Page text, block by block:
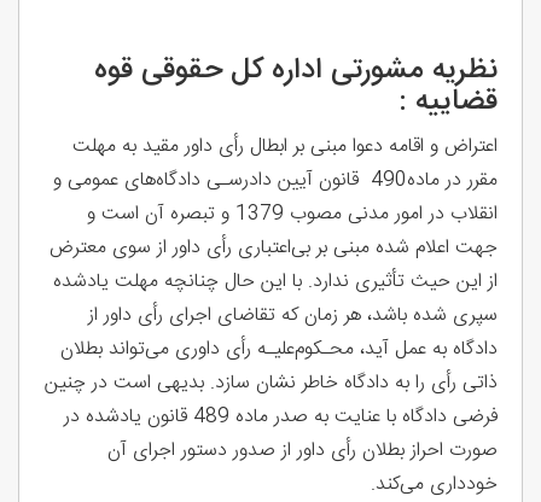
نظریه مشورتی اداره کل حقوقی قوه
قضاییه :
اعتراض و اقامه دعوا مبنی بر ابطال رأی داور مقید به مهلت
مقرر در ماده490
قانون آیین دادرسـی دادگاه‌های عمومی و
انقلاب در امور مدنی مصوب 1379 و تبصره آن است و
جهت اعلام شده مبنی بر بی‌اعتباری رأی داور از سوی معترض
از این حیث تأثیری ندارد. با این حال چنانچه مهلت یادشده
سپری شده باشد، هر زمان که تقاضای اجرای رأی داور از
دادگاه به عمل آید، محـکوم‌علیـه رأی داوری می‌تواند بطلان
ذاتی رأی را به دادگاه خاطر نشان سازد. بدیهی است در چنین
فرضی دادگاه با عنایت به صدر ماده 489 قانون یادشده در
صورت احراز بطلان رأی داور از صدور دستور اجرای آن
خودداری می‌کند.